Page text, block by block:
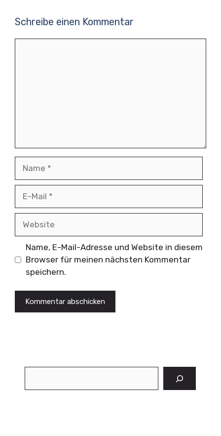
Schreibe einen Kommentar
Mail
Name, E-Mail-Adresse und Website in diesem
Browser für meinen nächsten Kommentar
speichern.